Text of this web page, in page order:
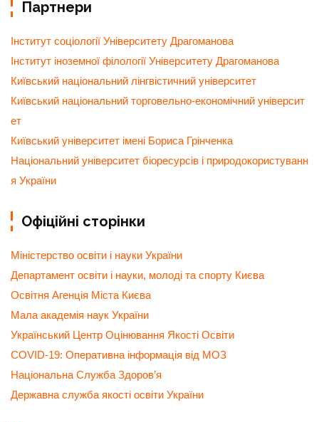
Партнери
Інститут соціології Університету Драгоманова
Інститут іноземної філології Університету Драгоманова
Київський національний лінгвістичний університет
Київський національний торговельно-економічний університ
ет
Київський університет імені Бориса Грінченка
Національний університет біоресурсів і природокористуванн
я України
Офіційні сторінки
Міністерство освіти і науки України
Департамент освіти і науки, молоді та спорту Києва
Освітня Агенція Міста Києва
Мала академія наук України
Український Центр Оцінювання Якості Освіти
COVID-19: Оперативна інформація від МОЗ
Національна Служба Здоров’я
Державна служба якості освіти України